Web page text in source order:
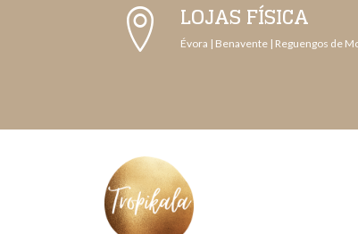
LOJAS FÍSICA
Évora | Benavente | Reguengos de